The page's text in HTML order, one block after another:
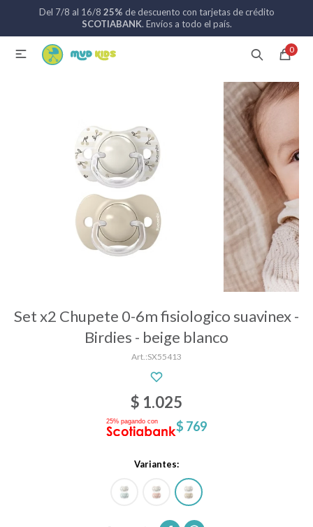
Del 7/8 al 16/8 25% de descuento con tarjetas de crédito
SCOTIABANK. Envíos a todo el país.
0

Set x2 Chupete 0-6m fisiologico suavinex -
Birdies - beige blanco
SX55413
$ 1.025
$ 769
Variantes:
MI CUENTA
Catálogo Nuevos ingresos
Sillas de auto
Alimentación
Estimulación primera infancia